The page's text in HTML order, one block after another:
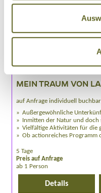
Individualreise /EUFI036
MEIN TRAUM VON
auf Anfrage individuell buchbar
Außergewöhnliche
Inmitten der Natur und doch
Vielfältige Aktivitäten für die
Ob actionreiches Programm
5 Tage
Preis auf Anfrage
ab 1 Person
Details